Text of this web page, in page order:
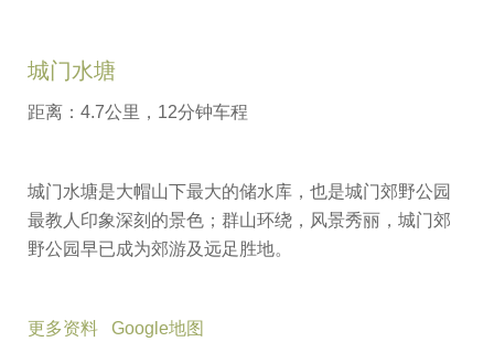
城门水塘
距离：4.7公里，12分钟车程
城门水塘是大帽山下最大的储水库，也是城门郊野公园
最教人印象深刻的景色；群山环绕，风景秀丽，城门郊
野公园早已成为郊游及远足胜地。
更多资料 Google地图